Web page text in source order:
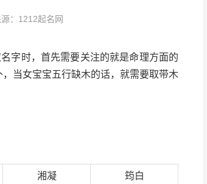
源：1212起名网
字时，首先需要关注的就是命理方面的
当女宝宝五行缺木的话，就需要取带木
湘凝 筠白